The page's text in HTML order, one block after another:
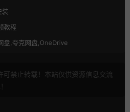
装
教程
盘,夸克网盘,OneDrive
可禁止转载！本站仅供资源信息交流
！